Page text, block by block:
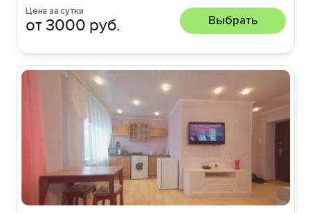
Цена за сутки
от 3000 руб. Выбрать